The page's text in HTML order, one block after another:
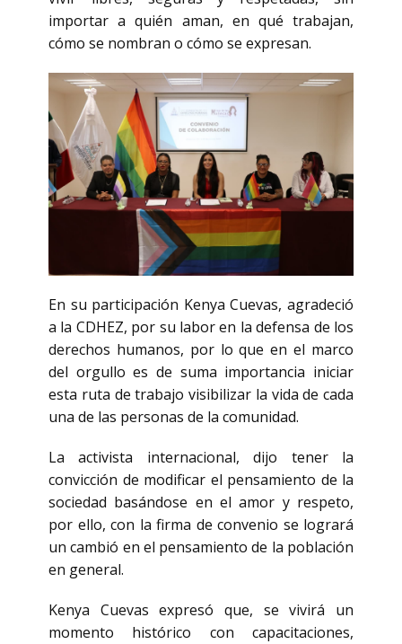
importar a quién aman, en qué trabajan,
cómo se nombran o cómo se expresan.
En su participación Kenya Cuevas, agradeció
a la CDHEZ, por su labor en la defensa de los
derechos humanos, por lo que en el marco
del orgullo es de suma importancia iniciar
esta ruta de trabajo visibilizar la vida de cada
una de las personas de la comunidad.
La activista internacional, dijo tener la
convicción de modificar el pensamiento de la
sociedad basándose en el amor y respeto,
por ello, con la firma de convenio se logrará
un cambió en el pensamiento de la población
en general.
Kenya Cuevas expresó que, se vivirá un
momento histórico con capacitaciones,